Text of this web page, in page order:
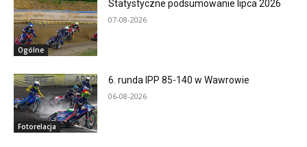
Ogólne
Statystyczne podsumowanie lipca 2026
07-08-2026
Fotorelacja
6. runda IPP 85-140 w Wawrowie
06-08-2026